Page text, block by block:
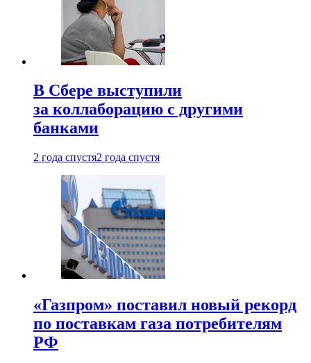
В Сбере выступили
за коллаборацию с другими
банками
2 года спустя2 года спустя
«Газпром» поставил новый рекорд
по поставкам газа потребителям
РФ